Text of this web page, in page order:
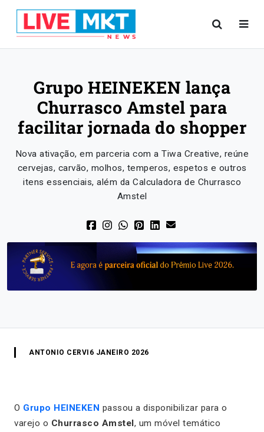
Grupo HEINEKEN lança
Churrasco Amstel para
facilitar jornada do shopper
Nova ativação, em parceria com a Tiwa Creative, reúne
cervejas, carvão, molhos, temperos, espetos e outros
itens essenciais, além da Calculadora de Churrasco
Amstel
ANTONIO CERVI 6 JANEIRO 2026
O Grupo HEINEKEN passou a disponibilizar para o
varejo o Churrasco Amstel, um móvel temático